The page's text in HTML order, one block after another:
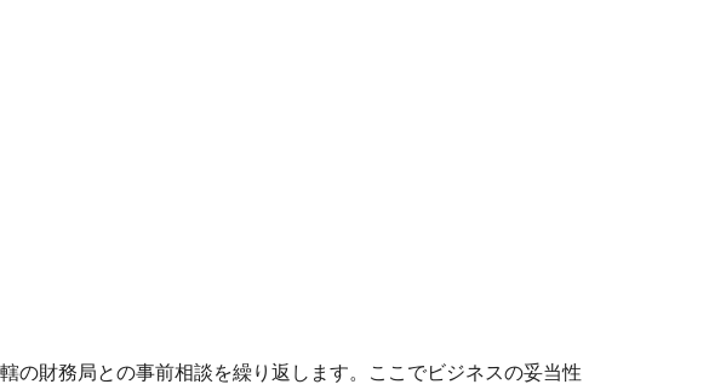
の財務局との事前相談を繰り返します。ここでビジネスの妥当性